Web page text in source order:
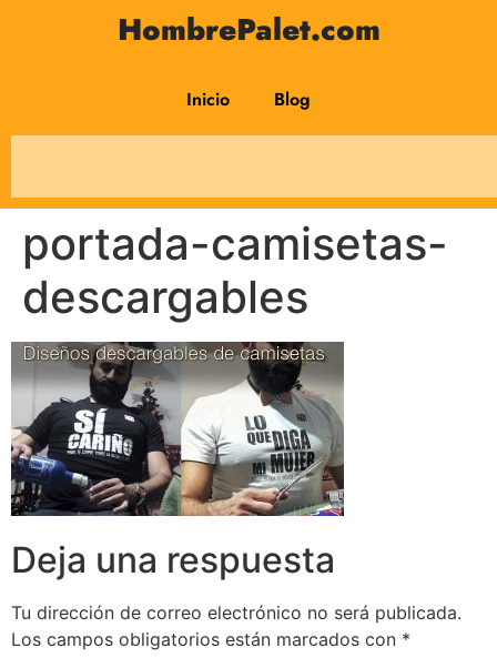
HombrePalet.com
Inicio Blog
portada-camisetas-
descargables
Deja una respuesta
Tu dirección de correo electrónico no será publicada.
Los campos obligatorios están marcados con *